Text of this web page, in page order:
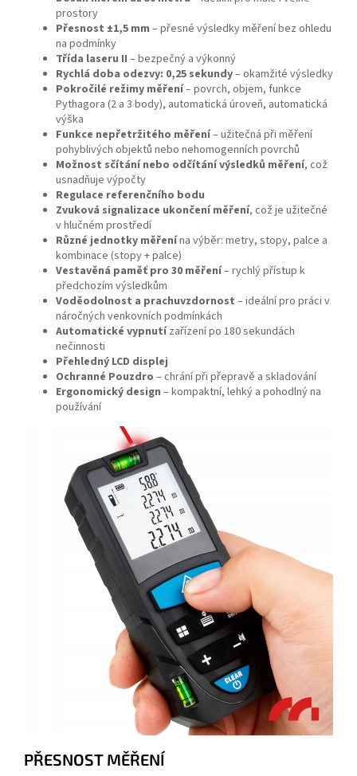
prostory
Přesnost ±1,5 mm – přesné výsledky měření bez ohledu
na podmínky
Třída laseru II – bezpečný a výkonný
Rychlá doba odezvy: 0,25 sekundy– okamžité výsledky
Pokročilé režimy měření– povrch, objem, funkce
Pythagora (2 a 3 body), automatická úroveň, automatická
výška
Funkce nepřetržitého měření– užitečná při měření
pohyblivých objektů nebo nehomogenních povrchů
Možnost sčítání nebo odčítání výsledků měření, což
usnadňuje výpočty
Regulace referenčního bodu
Zvuková signalizace ukončení měření, což je užitečné
v hlučném prostředí
Různé jednotky měřenína výběr: metry, stopy, palce a
kombinace (stopy + palce)
Vestavěná paměť pro 30 měření– rychlý přístup k
předchozím výsledkům
Voděodolnost a prachuvzdornost – ideální pro práci v
náročných venkovních podmínkách
Automatické vypnutí zařízení po 180 sekundách
nečinnosti
Přehledný LCD displej
Ochranné Pouzdro – chrání při přepravě a skladování
Ergonomický design – kompaktní, lehký a pohodlný na
používání
PŘESNOST MĚŘENÍ